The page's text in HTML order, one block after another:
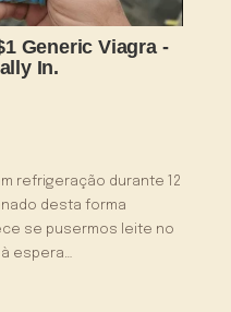
refrigeração durante 12
desta forma
se pusermos leite no
espera…